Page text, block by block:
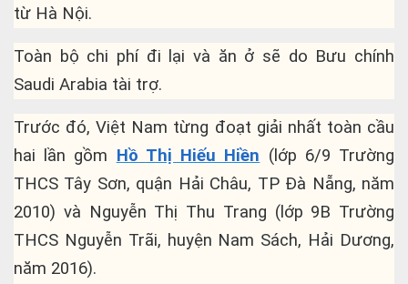
từ Hà Nội.
Toàn bộ chi phí đi lại và ăn ở sẽ do Bưu chính
Saudi Arabia tài trợ.
Trước đó, Việt Nam từng đoạt giải nhất toàn cầu
hai lần gồm Hồ Thị Hiếu Hiền (lớp 6/9 Trường
THCS Tây Sơn, quận Hải Châu, TP Đà Nẵng, năm
2010) và Nguyễn Thị Thu Trang (lớp 9B Trường
THCS Nguyễn Trãi, huyện Nam Sách, Hải Dương,
năm 2016).